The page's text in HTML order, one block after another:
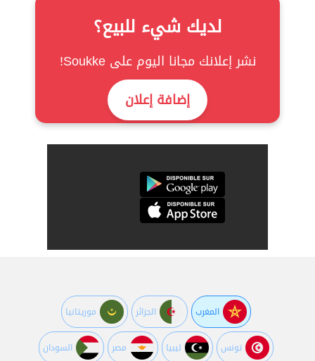
لديك شيء للبيع؟
نشر إعلانك مجانا اليوم على Soukke!
إضافة إعلان
المغرب الجزائر موريتانيا
تونس ليبيا مصر السودان